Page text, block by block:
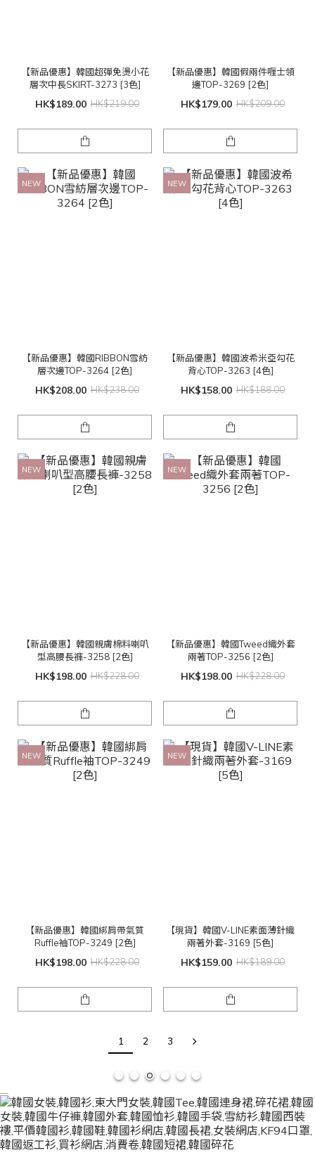
【新品優惠】韓國超彈免燙小花
層次中長SKIRT-3273 [3色]
HK$189.00 HK$219.00
【新品優惠】韓國假兩件喱士領
邊TOP-3269 [2色]
HK$179.00 HK$209.00
NEW
【新品優惠】韓國RIBBON雪紡
層次邊TOP-3264 [2色]
HK$208.00 HK$238.00
NEW
【新品優惠】韓國波希米亞勾花
背心TOP-3263 [4色]
HK$158.00 HK$188.00
NEW
【新品優惠】韓國親膚棉料喇叭
型高腰長褲-3258 [2色]
HK$198.00 HK$228.00
NEW
【新品優惠】韓國Tweed織外套
兩著TOP-3256 [2色]
HK$198.00 HK$228.00
NEW
【新品優惠】韓國綁肩帶氣質
Ruffle袖TOP-3249 [2色]
HK$198.00 HK$228.00
NEW
【現貨】韓國V-LINE素面薄針織
兩著外套-3169 [5色]
HK$159.00 HK$189.00
1 2 3